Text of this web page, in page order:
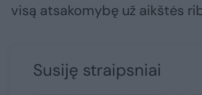
visą atsakomybę už aikštės
Susiję straipsniai